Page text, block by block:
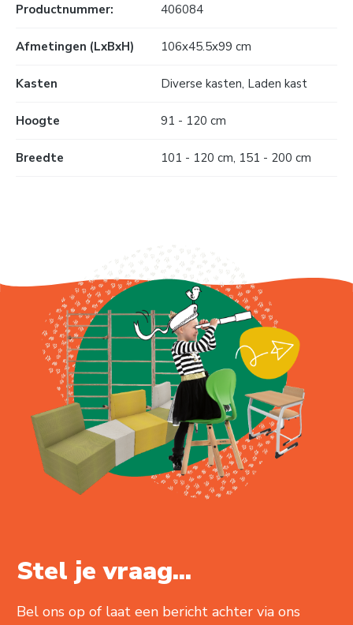
Productnummer: 406084
Afmetingen (LxBxH) 106x45.5x99 cm
Kasten Diverse kasten, Laden kast
Hoogte 91 - 120 cm
Breedte 101 - 120 cm, 151 - 200 cm
Stel je vraag...
Bel ons op of laat een bericht achter via ons